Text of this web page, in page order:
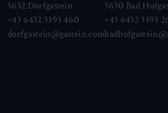
5632 Dorfgastein
+43 6432 3393 460
dorfgastein@gastein.com
5630 Bad
+43 6432 3393